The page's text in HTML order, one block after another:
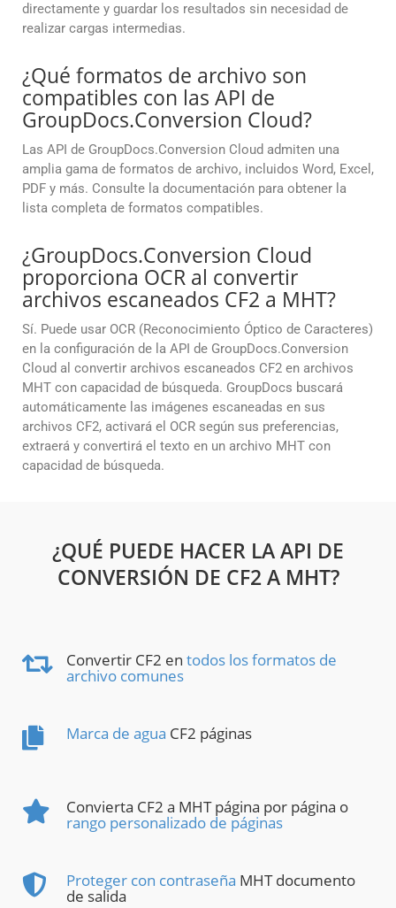
directamente y guardar los resultados sin necesidad de
realizar cargas intermedias.
¿Qué formatos de archivo son
compatibles con las API de
GroupDocs.Conversion Cloud?
Las API de GroupDocs.Conversion Cloud admiten una
amplia gama de formatos de archivo, incluidos Word, Excel,
PDF y más. Consulte la documentación para obtener la
lista completa de formatos compatibles.
¿GroupDocs.Conversion Cloud
proporciona OCR al convertir
archivos escaneados CF2 a MHT?
Sí. Puede usar OCR (Reconocimiento Óptico de Caracteres)
en la configuración de la API de GroupDocs.Conversion
Cloud al convertir archivos escaneados CF2 en archivos
MHT con capacidad de búsqueda. GroupDocs buscará
automáticamente las imágenes escaneadas en sus
archivos CF2, activará el OCR según sus preferencias,
extraerá y convertirá el texto en un archivo MHT con
capacidad de búsqueda.
¿QUÉ PUEDE HACER LA API DE
CONVERSIÓN DE CF2 A MHT?
Convertir CF2 en todos los formatos de
archivo comunes
Marca de agua CF2 páginas
Convierta CF2 a MHT página por página o
rango personalizado de páginas
Proteger con contraseña MHT documento
de salida